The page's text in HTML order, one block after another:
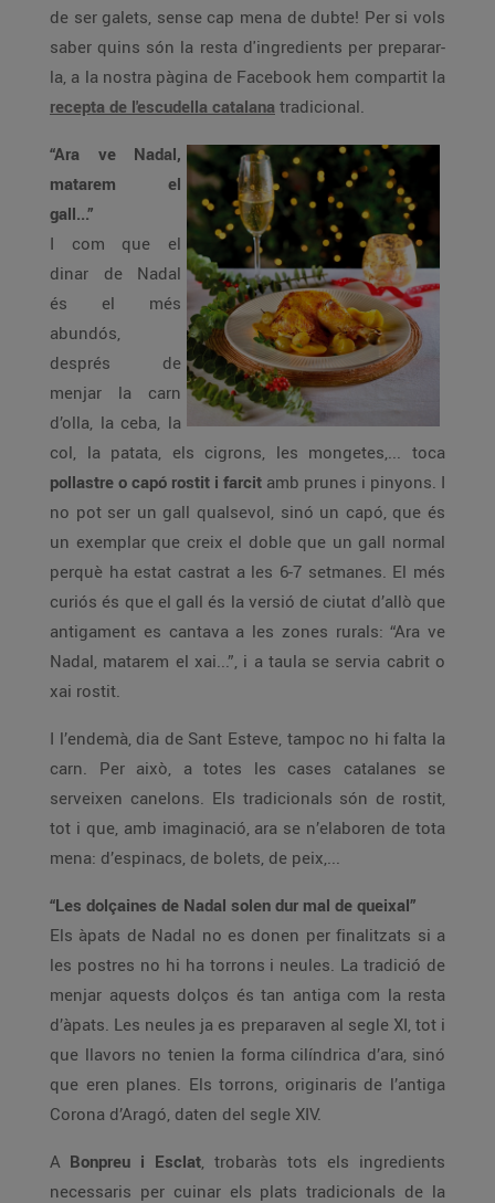
de ser galets, sense cap mena de dubte! Per si vols
saber quins són la resta d'ingredients per preparar-
la, a la nostra pàgina de Facebook hem compartit la
recepta de l'escudella catalana tradicional.
“Ara ve Nadal,
matarem el
gall...”
I com que el
dinar de Nadal
és el més
abundós,
després de
menjar la carn
d’olla, la ceba, la
col, la patata, els cigrons, les mongetes,... toca
pollastre o capó rostit i farcit amb prunes i pinyons. I
no pot ser un gall qualsevol, sinó un capó, que és
un exemplar que creix el doble que un gall normal
perquè ha estat castrat a les 6-7 setmanes. El més
curiós és que el gall és la versió de ciutat d’allò que
antigament es cantava a les zones rurals: “Ara ve
Nadal, matarem el xai...”, i a taula se servia cabrit o
xai rostit.
I l’endemà, dia de Sant Esteve, tampoc no hi falta la
carn. Per això, a totes les cases catalanes se
serveixen canelons. Els tradicionals són de rostit,
tot i que, amb imaginació, ara se n’elaboren de tota
mena: d’espinacs, de bolets, de peix,...
“Les dolçaines de Nadal solen dur mal de queixal”
Els àpats de Nadal no es donen per finalitzats si a
les postres no hi ha torrons i neules. La tradició de
menjar aquests dolços és tan antiga com la resta
d’àpats. Les neules ja es preparaven al segle XI, tot i
que llavors no tenien la forma cilíndrica d’ara, sinó
que eren planes. Els torrons, originaris de l’antiga
Corona d’Aragó, daten del segle XIV.
A Bonpreu i Esclat, trobaràs tots els ingredients
necessaris per cuinar els plats tradicionals de la